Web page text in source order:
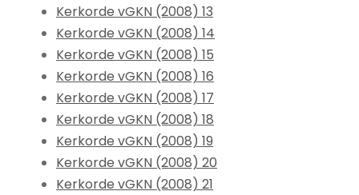
Kerkorde vGKN (2008) 13
Kerkorde vGKN (2008) 14
Kerkorde vGKN (2008) 15
Kerkorde vGKN (2008) 16
Kerkorde vGKN (2008) 17
Kerkorde vGKN (2008) 18
Kerkorde vGKN (2008) 19
Kerkorde vGKN (2008) 20
Kerkorde vGKN (2008) 21